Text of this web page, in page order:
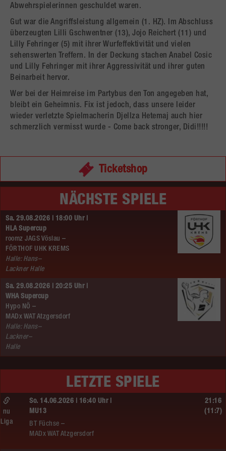
Abwehrspielerinnen geschuldet waren.
Gut war die Angriffsleistung allgemein (1. HZ). Im Abschluss
überzeugten Lilli Gschwentner (13), Jojo Reichert (11) und
Lilly Fehringer (5) mit ihrer Wurfeffektivität und vielen
sehenswerten Treffern. In der Deckung stachen Anabel Cosic
und Lilly Fehringer mit ihrer Aggressivität und ihrer guten
Beinarbeit hervor.
Wer bei der Heimreise im Partybus den Ton angegeben hat,
bleibt ein Geheimnis. Fix ist jedoch, dass unsere leider
wieder verletzte Spielmacherin Djellza Hetemaj auch hier
schmerzlich vermisst wurde - Come back stronger, Didi!!!!!
Ticketshop
NÄCHSTE SPIELE
Sa. 29.08.2026 | 18:00 Uhr |
HLA Supercup
roomz JAGS Vöslau –
FÖRTHOF UHK KREMS
Halle: Hans–
Lackner Halle
Sa. 29.08.2026 | 20:25 Uhr |
WHA Supercup
Hypo NÖ –
MADx WAT Atzgersdorf
Halle: Hans–
Lackner–
Halle
LETZTE SPIELE
So. 14.06.2026 | 16:40 Uhr |
MU13
BT Füchse –
MADx WAT Atzgersdorf
nu
Liga
21:16
(11:7)